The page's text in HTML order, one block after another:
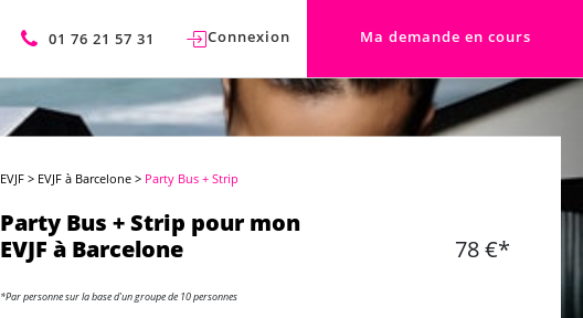
01 76 21 57 31 Connexion Ma demande en cours
EVJF > EVJF à Barcelone > Party Bus + Strip
Party Bus + Strip pour mon
EVJF à Barcelone
78 €*
*Par personne sur la base d'un groupe de 10 personnes